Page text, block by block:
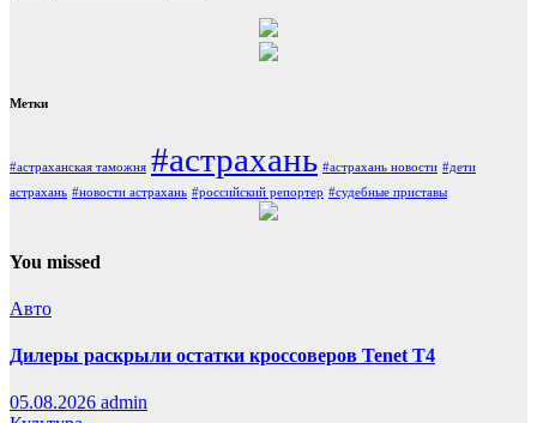
Метки
#астраханская таможня #астрахань #астрахань новости #дети
астрахань #новости астрахань #российский репортер #судебные приставы
You missed
Авто
Дилеры раскрыли остатки кроссоверов Tenet T4
05.08.2026 admin